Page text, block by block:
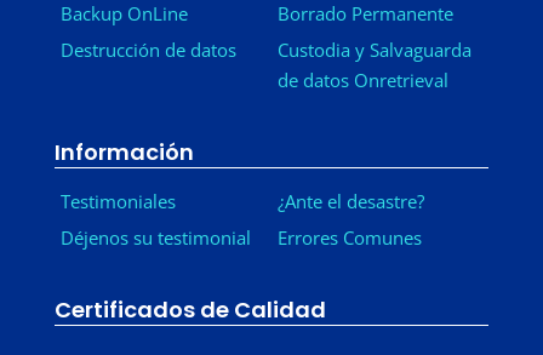
Backup OnLine
Destrucción de datos
Borrado Permanente
Custodia y Salvaguarda
de datos Onretrieval
Información
Testimoniales
Déjenos su testimonial
¿Ante el desastre?
Errores Comunes
Certificados de Calidad